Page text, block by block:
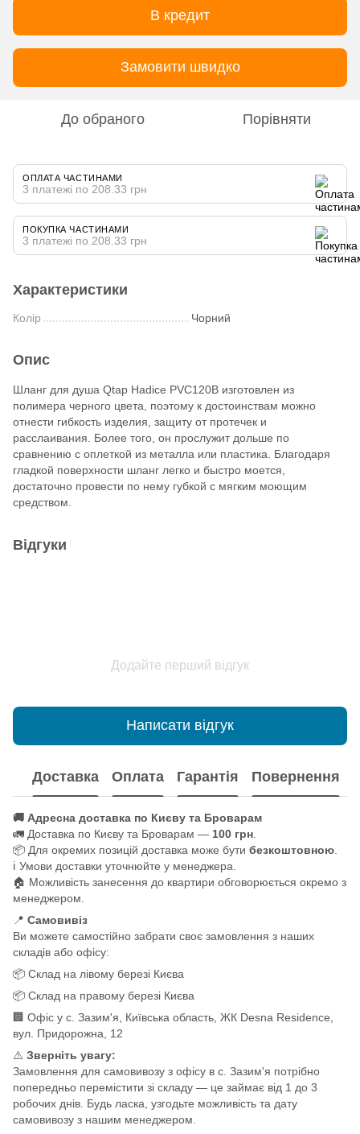
В кредит
Замовити швидко
До обраного Порівняти
ОПЛАТА ЧАСТИНАМИ
3 платежі по 208.33 грн
ПОКУПКА ЧАСТИНАМИ
3 платежі по 208.33 грн
Характеристики
Колір Чорний
Опис
Шланг для душа Qtap Hadice PVC120B изготовлен из
полимера черного цвета, поэтому к достоинствам можно
отнести гибкость изделия, защиту от протечек и
расслаивания. Более того, он прослужит дольше по
сравнению с оплеткой из металла или пластика. Благодаря
гладкой поверхности шланг легко и быстро моется,
достаточно провести по нему губкой с мягким моющим
средством.
Відгуки
Додайте перший відгук
Написати відгук
Доставка Оплата Гарантія Повернення
🚚 Адресна доставка по Києву та Броварам
🚛 Доставка по Києву та Броварам — 100 грн
📦 Для окремих позицій доставка може бути безкоштовною
ℹ️ Умови доставки уточнюйте у менеджера.
🏠 Можливість занесення до квартири обговорюється окремо з
менеджером.
📍 Самовивіз
Ви можете самостійно забрати своє замовлення з наших
складів або офісу:
📦 Склад на лівому березі Києва
📦 Склад на правому березі Києва
🏢 Офіс у с. Зазим'я, Київська область, ЖК Desna Residence,
вул. Придорожна, 12
⚠️ Зверніть увагу:
Замовлення для самовивозу з офісу в с. Зазим'я потрібно
попередньо перемістити зі складу — це займає від 1 до 3
робочих днів. Будь ласка, узгодьте можливість та дату
самовивозу з нашим менеджером.